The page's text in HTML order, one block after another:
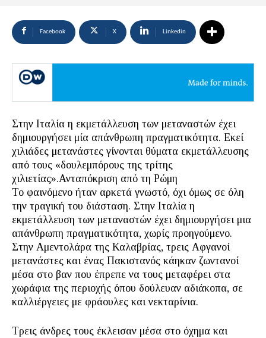
Facebook X Linkedin
Στην Ιταλία η εκμετάλλευση των μεταναστών έχει
δημιουργήσει μία απάνθρωπη πραγματικότητα. Εκεί
χιλιάδες μετανάστες γίνονται θύματα εκμετάλλευσης
από τους «δουλεμπόρους της τρίτης
χιλιετίας».Ανταπόκριση από τη Ρώμη
Το φαινόμενο ήταν αρκετά γνωστό, όχι όμως σε όλη
την τραγική του διάσταση. Στην Ιταλία η
εκμετάλλευση των μεταναστών έχει δημιουργήσει μια
απάνθρωπη πραγματικότητα, χωρίς προηγούμενο.
Στην Αμεντολάρα της Καλαβρίας, τρεις Αφγανοί
μετανάστες και ένας Πακιστανός κάηκαν ζωντανοί
μέσα στο βαν που έπρεπε να τους μεταφέρει στα
χωράφια της περιοχής όπου δούλευαν αδιάκοπα, σε
καλλιέργειες με φράουλες και νεκταρίνια.
Τρεις άνδρες τους έκλεισαν μέσα στο όχημα και